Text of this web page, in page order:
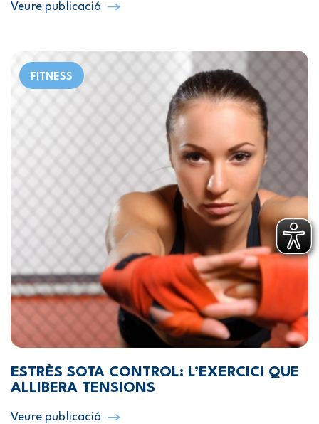
Veure publicació
FITNESS
ESTRÈS SOTA CONTROL: L’EXERCICI QUE
ALLIBERA TENSIONS
Veure publicació